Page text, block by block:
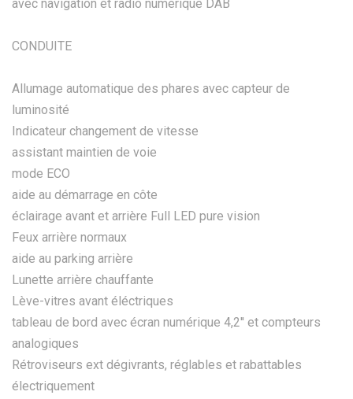
avec navigation et radio numérique DAB
CONDUITE
Allumage automatique des phares avec capteur de
luminosité
Indicateur changement de vitesse
assistant maintien de voie
mode ECO
aide au démarrage en côte
éclairage avant et arrière Full LED pure vision
Feux arrière normaux
aide au parking arrière
Lunette arrière chauffante
Lève-vitres avant éléctriques
tableau de bord avec écran numérique 4,2'' et compteurs
analogiques
Rétroviseurs ext dégivrants, réglables et rabattables
électriquement